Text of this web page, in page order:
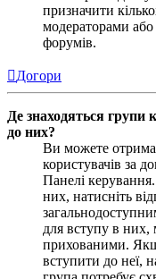
призначити
модераторами
форумів.
Догори
Де знаходяться групи
до них?
Ви можете
користувачів за
Панелі
них, натисніть
для вступу в них,
прихованими.
вступити до неї,